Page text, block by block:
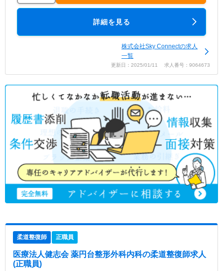
詳細を見る
株式会社Sky Connectの求人
一覧
更新日：2025/01/11 求人番号：9064673
柔道整復師 正職員
医療法人健志会 薬円台整形外科内科の柔道整復師求人
(正職員)